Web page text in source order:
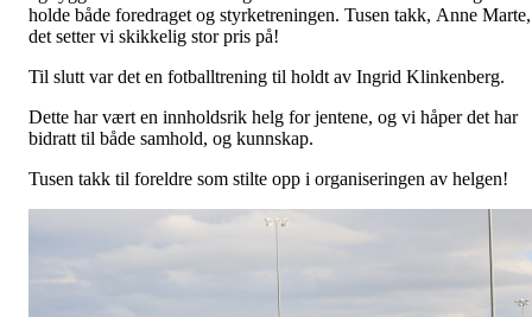
holde både foredraget og styrketreningen. Tusen takk, Anne Marte,
det setter vi skikkelig stor pris på!
Til slutt var det en fotballtrening til holdt av Ingrid Klinkenberg.
Dette har vært en innholdsrik helg for jentene, og vi håper det har
bidratt til både samhold, og kunnskap.
Tusen takk til foreldre som stilte opp i organiseringen av helgen!